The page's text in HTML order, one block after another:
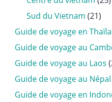
Sud du Vietnam (21)
Guide de voyage en
Guide de voyage au
Guide de voyage au Laos
Guide de voyage au Népal
Guide de voyage en